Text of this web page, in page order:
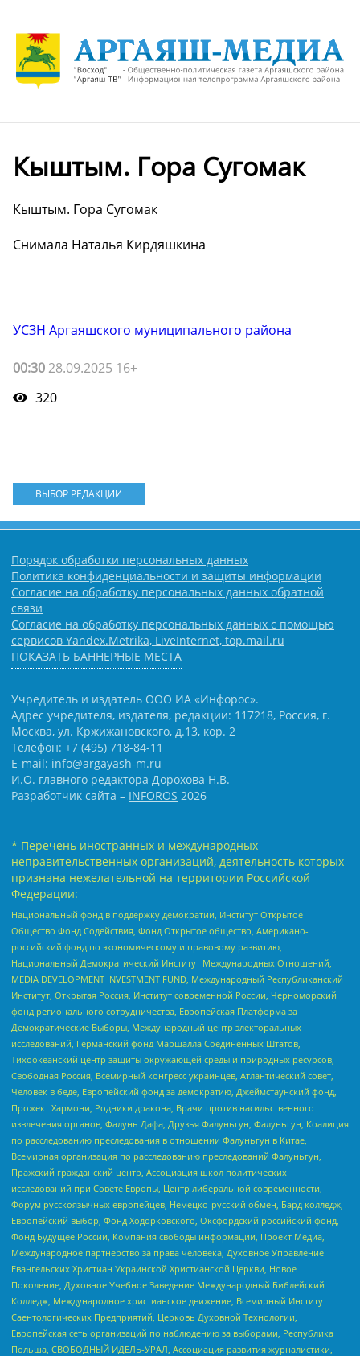
Кыштым. Гора Сугомак
Кыштым. Гора Сугомак
Снимала Наталья Кирдяшкина
УСЗН Аргаяшского муниципального района
00:30 28.09.2025 16+
320
ВЫБОР РЕДАКЦИИ
Порядок обработки персональных данных
Политика конфиденциальности и защиты информации
Согласие на обработку персональных данных обратной
связи
Согласие на обработку персональных данных с помощью
сервисов Yandex.Metrika, LiveInternet, top.mail.ru
ПОКАЗАТЬ БАННЕРНЫЕ МЕСТА
Учредитель и издатель ООО ИА «Инфорос».
Адрес учредителя, издателя, редакции: 117218, Россия, г.
Москва, ул. Кржижановского, д.13, кор. 2
Телефон: +7 (495) 718-84-11
E-mail: info@argayash-m.ru
И.О. главного редактора Дорохова Н.В.
Разработчик сайта – INFOROS 2026
* Перечень иностранных и международных
неправительственных организаций, деятельность которых
признана нежелательной на территории Российской
Федерации:
Национальный фонд в поддержку демократии, Институт Открытое
Общество Фонд Содействия, Фонд Открытое общество, Американо-
российский фонд по экономическому и правовому развитию,
Национальный Демократический Институт Международных Отношений,
MEDIA DEVELOPMENT INVESTMENT FUND, Международный Республиканский
Институт, Открытая Россия, Институт современной России, Черноморский
фонд регионального сотрудничества, Европейская Платформа за
Демократические Выборы, Международный центр электоральных
исследований, Германский фонд Маршалла Соединенных Штатов,
Тихоокеанский центр защиты окружающей среды и природных ресурсов,
Свободная Россия, Всемирный конгресс украинцев, Атлантический совет,
Человек в беде, Европейский фонд за демократию, Джеймстаунский фонд,
Прожект Хармони, Родники дракона, Врачи против насильственного
извлечения органов, Фалунь Дафа, Друзья Фалуньгун, Фалуньгун, Коалиция
по расследованию преследования в отношении Фалуньгун в Китае,
Всемирная организация по расследованию преследований Фалуньгун,
Пражский гражданский центр, Ассоциация школ политических
исследований при Совете Европы, Центр либеральной современности,
Форум русскоязычных европейцев, Немецко-русский обмен, Бард колледж,
Европейский выбор, Фонд Ходорковского, Оксфордский российский фонд,
Фонд Будущее России, Компания свободы информации, Проект Медиа,
Международное партнерство за права человека, Духовное Управление
Евангельских Христиан Украинской Христианской Церкви, Новое
Поколение, Духовное Учебное Заведение Международный Библейский
Колледж, Международное христианское движение, Всемирный Институт
Саентологических Предприятий, Церковь Духовной Технологии,
Европейская сеть организаций по наблюдению за выборами, Республика
Польша, СВОБОДНЫЙ ИДЕЛЬ-УРАЛ, Ассоциация развития журналистики,